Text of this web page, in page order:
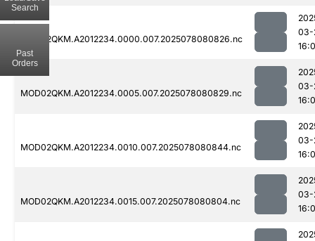
MOD02QKM.A2012234.0000.007.2025078080826.nc
03-
MOD02QKM.A2012234.0005.007.2025078080829.nc
03-
MOD02QKM.A2012234.0010.007.2025078080844.nc
03-
MOD02QKM.A2012234.0015.007.2025078080804.nc
03-
Search
Past
Orders